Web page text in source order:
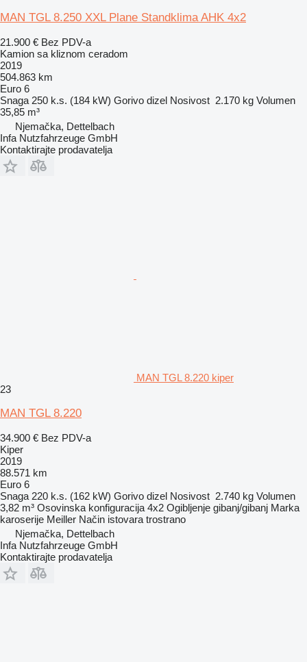
MAN TGL 8.250 XXL Plane Standklima AHK 4x2
21.900 € Bez PDV-a
Kamion sa kliznom ceradom
2019
504.863 km
Euro 6
Snaga 250 k.s. (184 kW) Gorivo dizel Nosivost 2.170 kg Volumen
35,85 m³
Njemačka, Dettelbach
Infa Nutzfahrzeuge GmbH
Kontaktirajte prodavatelja
MAN TGL 8.220 kiper
23
MAN TGL 8.220
34.900 € Bez PDV-a
Kiper
2019
88.571 km
Euro 6
Snaga 220 k.s. (162 kW) Gorivo dizel Nosivost 2.740 kg Volumen
3,82 m³ Osovinska konfiguracija 4x2 Ogibljenje gibanj/gibanj Marka
karoserije Meiller Način istovara trostrano
Njemačka, Dettelbach
Infa Nutzfahrzeuge GmbH
Kontaktirajte prodavatelja